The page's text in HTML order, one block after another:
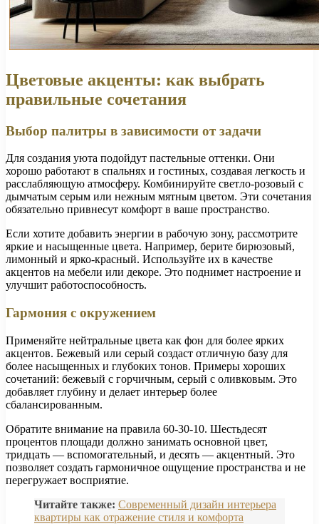
Цветовые акценты: как выбрать
правильные сочетания
Выбор палитры в зависимости от задачи
Для создания уюта подойдут пастельные оттенки. Они
хорошо работают в спальнях и гостиных, создавая легкость и
расслабляющую атмосферу. Комбинируйте светло-розовый с
дымчатым серым или нежным мятным цветом. Эти сочетания
обязательно привнесут комфорт в ваше пространство.
Если хотите добавить энергии в рабочую зону, рассмотрите
яркие и насыщенные цвета. Например, берите бирюзовый,
лимонный и ярко-красный. Используйте их в качестве
акцентов на мебели или декоре. Это поднимет настроение и
улучшит работоспособность.
Гармония с окружением
Применяйте нейтральные цвета как фон для более ярких
акцентов. Бежевый или серый создаст отличную базу для
более насыщенных и глубоких тонов. Примеры хороших
сочетаний: бежевый с горчичным, серый с оливковым. Это
добавляет глубину и делает интерьер более
сбалансированным.
Обратите внимание на правила 60-30-10. Шестьдесят
процентов площади должно занимать основной цвет,
тридцать — вспомогательный, и десять — акцентный. Это
позволяет создать гармоничное ощущение пространства и не
перегружает восприятие.
Читайте также: Современный дизайн интерьера
квартиры как отражение стиля и комфорта